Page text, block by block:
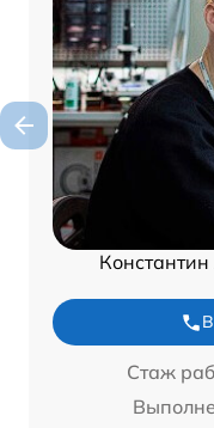
Стаж